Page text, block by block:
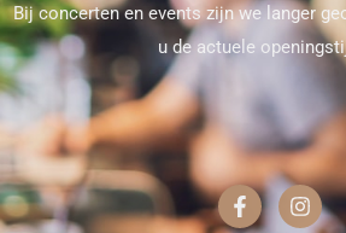
Bij concerten en events zijn we langer
u de actuele